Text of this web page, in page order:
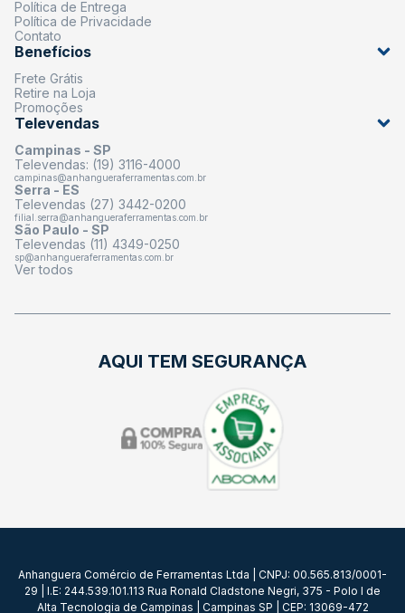
Política de Entrega
Política de Privacidade
Contato
Benefícios
Frete Grátis
Retire na Loja
Promoções
Televendas
Campinas - SP
Televendas: (19) 3116-4000
campinas@anhangueraferramentas.com.br
Serra - ES
Televendas (27) 3442-0200
filial.serra@anhangueraferramentas.com.br
São Paulo - SP
Televendas (11) 4349-0250
sp@anhangueraferramentas.com.br
Ver todos
AQUI TEM SEGURANÇA
Anhanguera Comércio de Ferramentas Ltda | CNPJ: 00.565.813/0001-
29 | I.E: 244.539.101.113 Rua Ronald Cladstone Negri, 375 - Polo I de
Alta Tecnologia de Campinas | Campinas SP | CEP: 13069-472